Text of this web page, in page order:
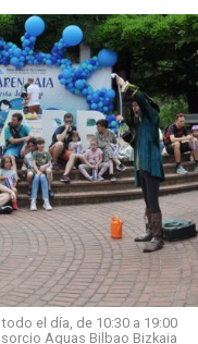
el día, de 10:30 a 19:00
Aguas Bilbao Bizkaia